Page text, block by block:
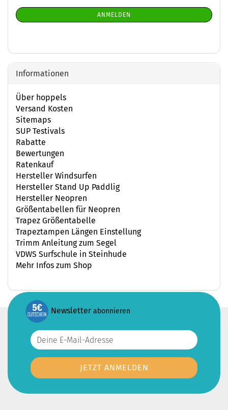
NEWSLETTER-
ANMELDUNG
ANMELDEN
Informationen
Über hoppels
Versand Kosten
Sitemaps
SUP Testivals
Rabatte
Bewertungen
Ratenkauf
Hersteller Windsurfen
Hersteller Stand Up Paddlig
Hersteller Neopren
Größentabellen für Neopren
Trapez Größentabelle
Trapeztampen Längen Einstellung
Trimm Anleitung zum Segel
VDWS Surfschule in Steinhude
Mehr Infos zum Shop
Newsletter abonnieren